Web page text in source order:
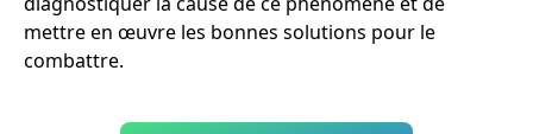
mettre en œuvre les bonnes solutions pour le
combattre.